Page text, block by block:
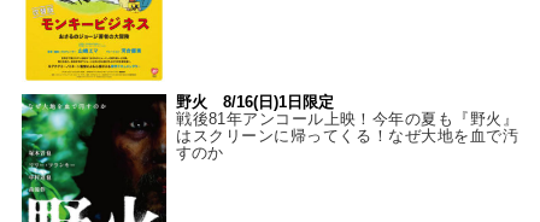
野火 8/16(日)1日限定
戦後81年アンコール上映！今年の夏も『野火』
はスクリーンに帰ってくる！なぜ大地を血で汚
すのか